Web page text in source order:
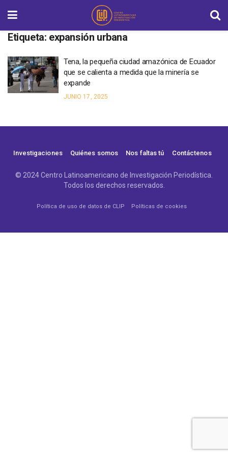
Etiqueta: expansión urbana
Tena, la pequeña ciudad amazónica de Ecuador
que se calienta a medida que la minería se
expande
JUNIO 17, 2025
Investigaciones Quiénes somos Nos faltas tú Contáctenos
© 2024 Centro Latinoamericano de Investigación Periodística.
Todos los derechos reservados.
Política de uso de datos de CLIP Políticas de cookies